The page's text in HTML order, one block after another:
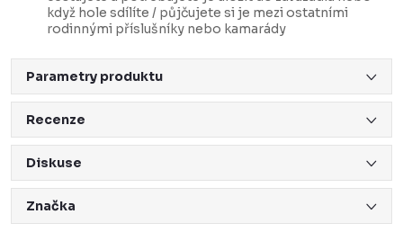
když hole sdílíte / půjčujete si je mezi ostatními
rodinnými příslušníky nebo kamarády
Parametry produktu
Recenze
Diskuse
Značka